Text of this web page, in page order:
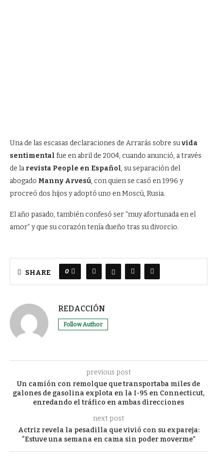
Una de las escasas declaraciones de Arrarás sobre suvida
sentimental fue en abril de 2004, cuando anunció, a través
de la revista People en Español, su separación del
abogado Manny Arvesú, con quien se casó en 1996 y
procreó dos hijos y adoptó uno en Moscú, Rusia.
El año pasado, también confesó ser “muy afortunada en el
amor” y que su corazón tenía dueño tras su divorcio.
SHARE 0
REDACCIÓN
Follow Author
previous post
Un camión con remolque que transportaba miles de
galones de gasolina explota en la I-95 en Connecticut,
enredando el tráfico en ambas direcciones
next post
Actriz revela la pesadilla que vivió con su expareja:
“Estuve una semana en cama sin poder moverme”